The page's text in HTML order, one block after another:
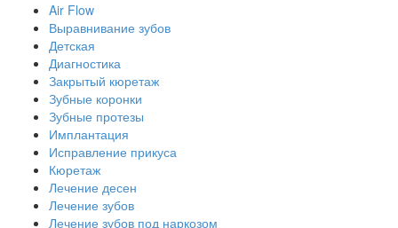
Air Flow
Выравнивание зубов
Детская
Диагностика
Закрытый кюретаж
Зубные коронки
Зубные протезы
Имплантация
Исправление прикуса
Кюретаж
Лечение десен
Лечение зубов
Лечение зубов под наркозом